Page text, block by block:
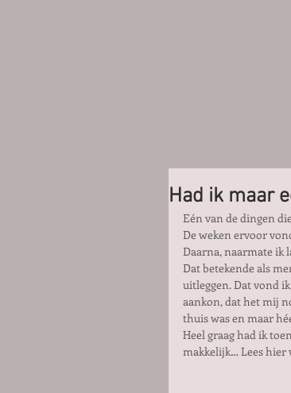
Had ik maar
Eén van de dingen
De weken ervoor
Daarna, naarmate ik
Dat betekende als
uitleggen. Dat vond
aankon, dat het mij
thuis was en maar
Heel graag had ik
makkelijk… Lees hier